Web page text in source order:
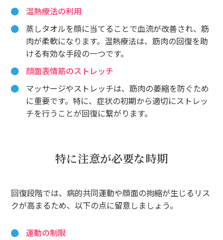
温熱療法の利用
蒸しタオルを顔に当てることで血流が改善され、筋
肉が柔軟になります。温熱療法は、筋肉の回復を助
ける有効な手段の一つです。
顔面表情筋のストレッチ
マッサージやストレッチは、筋肉の萎縮を防ぐため
に重要です。特に、症状の初期から適切にストレッ
チを行うことが回復に繋がります。
特に注意が必要な時期
回復段階では、病的共同運動や顔面の拘縮が生じるリス
クが高まるため、以下の点に留意しましょう。
運動の制限